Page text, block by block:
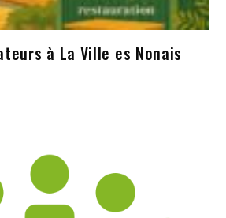
à La Ville es Nonais